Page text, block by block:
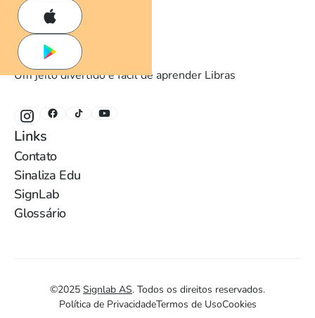
Um jeito divertido e fácil de aprender Libras
Links
Contato
Sinaliza Edu
SignLab
Glossário
©2025 Signlab AS. Todos os direitos reservados.
Política de PrivacidadeTermos de UsoCookies